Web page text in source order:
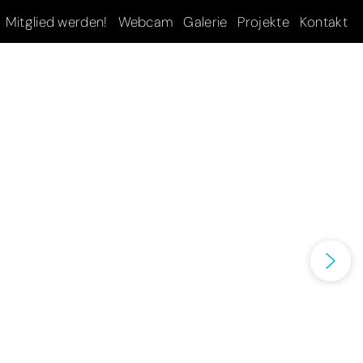
Mitglied werden! Webcam Galerie Projekte Kontakt